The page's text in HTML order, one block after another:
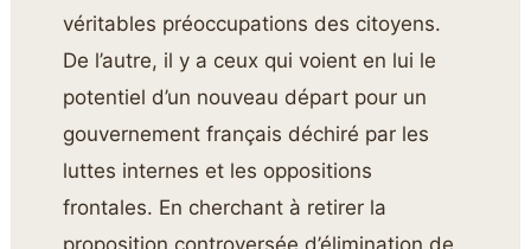
véritables préoccupations des citoyens.
De l’autre, il y a ceux qui voient en lui le
potentiel d’un nouveau départ pour un
gouvernement français déchiré par les
luttes internes et les oppositions
frontales. En cherchant à retirer la
proposition controversée d’élimination de